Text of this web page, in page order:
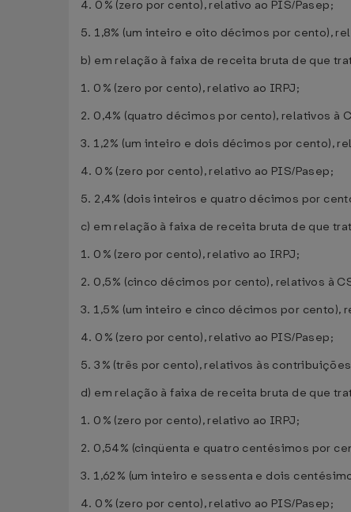
4. 0% (zero por cento), relativo ao PIS/Pasep;
5. 1,8% (um inteiro e oito décimos por cento),
b) em relação à faixa de receita bruta de que
1. 0% (zero por cento), relativo ao IRPJ;
2. 0,4% (quatro décimos por cento), relativos à
3. 1,2% (um inteiro e dois décimos por cento),
4. 0% (zero por cento), relativo ao PIS/Pasep;
5. 2,4% (dois inteiros e quatro décimos por
c) em relação à faixa de receita bruta de que
1. 0% (zero por cento), relativo ao IRPJ;
2. 0,5% (cinco décimos por cento), relativos à
3. 1,5% (um inteiro e cinco décimos por cento),
4. 0% (zero por cento), relativo ao PIS/Pasep;
5. 3% (três por cento), relativos às
d) em relação à faixa de receita bruta de que
1. 0% (zero por cento), relativo ao IRPJ;
2. 0,54% (cinqüenta e quatro centésimos por
3. 1,62% (um inteiro e sessenta e dois
4. 0% (zero por cento), relativo ao PIS/Pasep;